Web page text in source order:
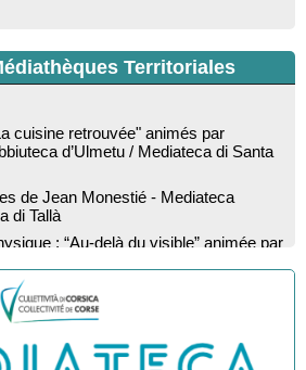
Territoriales
d’Ulmetu / Mediateca di Santa
di Tallà
- Médiathèque - Pitretu è
de Dominique Malberti Morin :
et aquarelles" - Mediateca
- Médiathèque - Pitretu è